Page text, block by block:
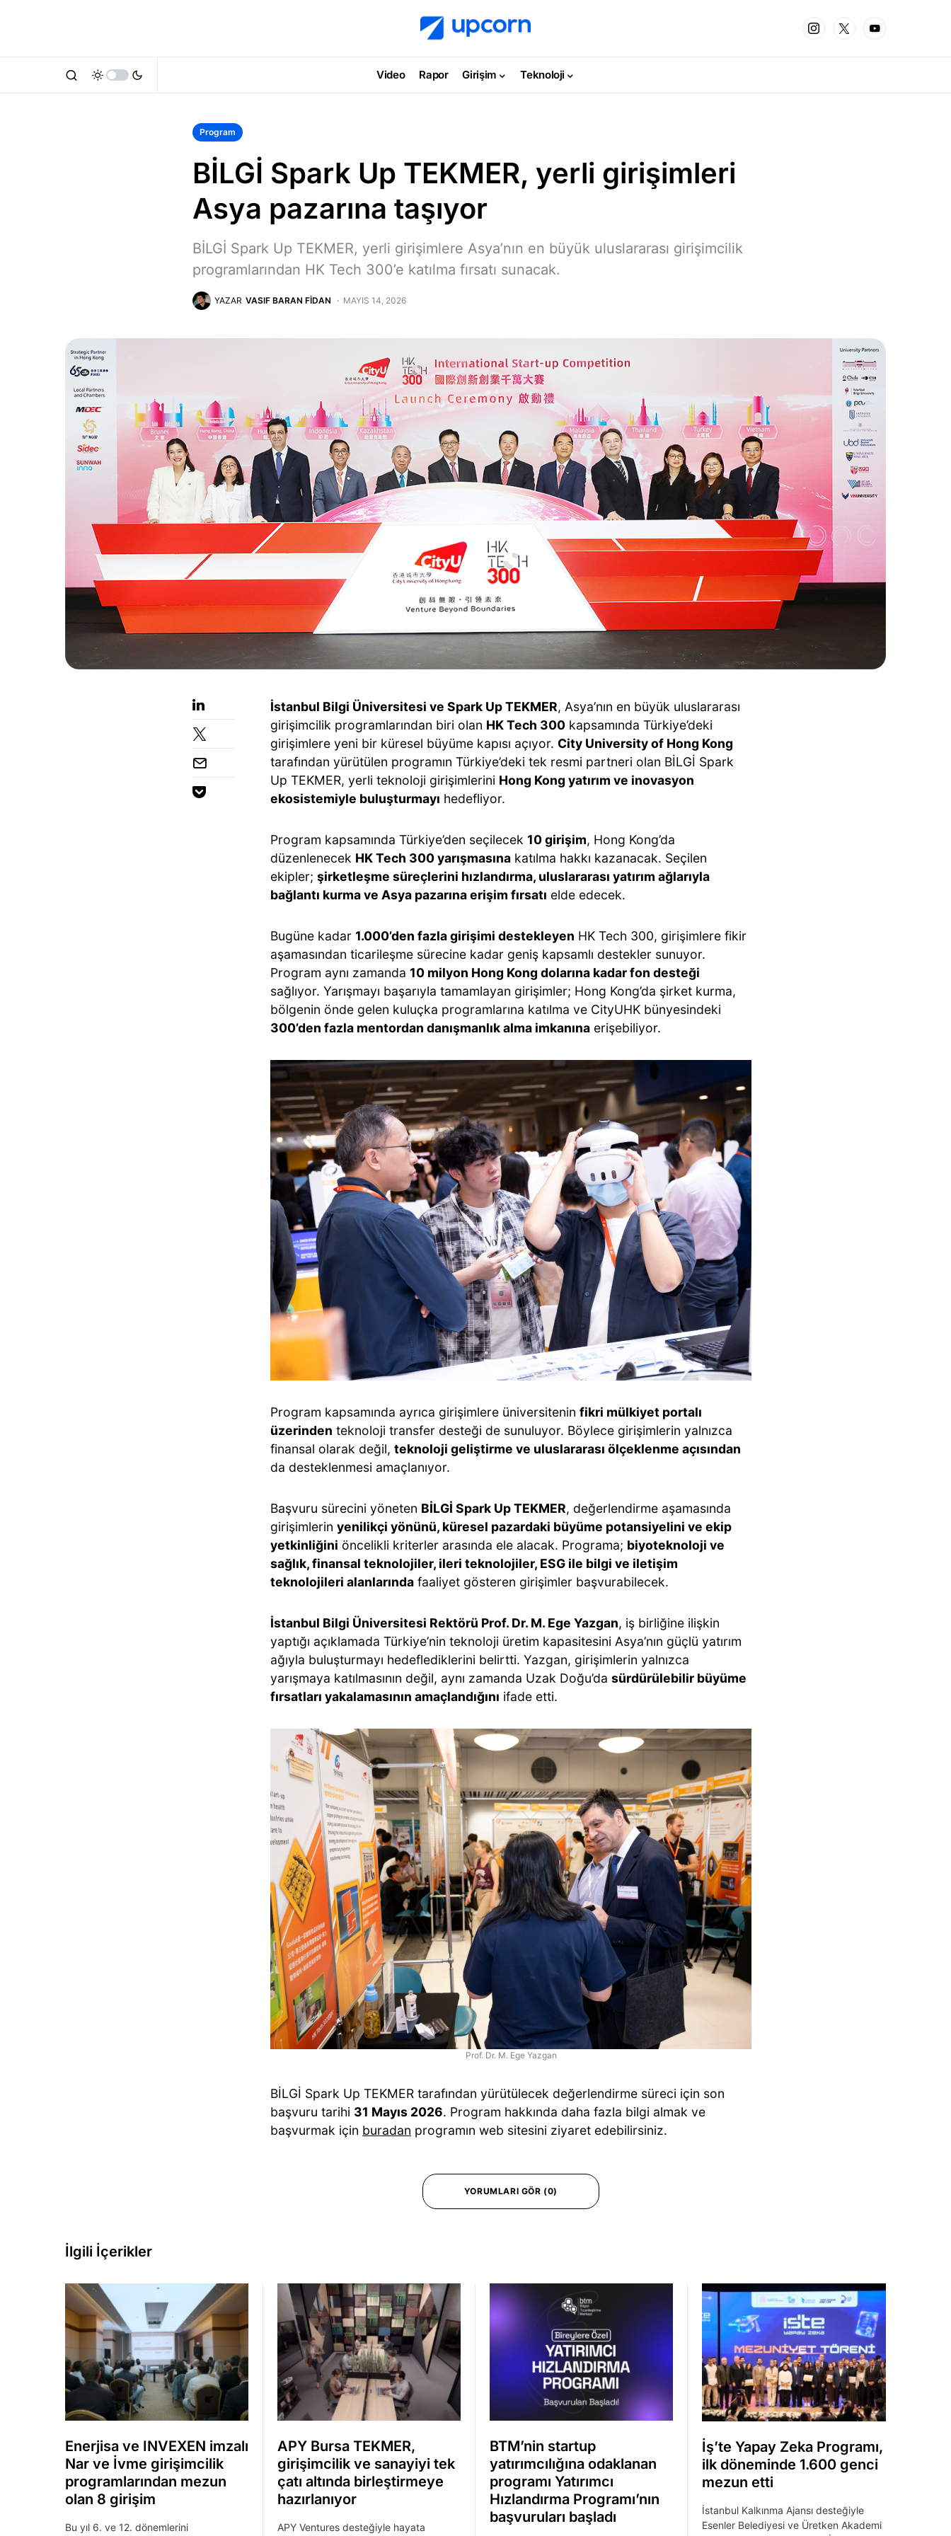
Video Rapor Girişim Teknoloji
Program
BİLGİ Spark Up TEKMER, yerli girişimleri
Asya pazarına taşıyor
BİLGİ Spark Up TEKMER, yerli girişimlere Asya’nın en büyük uluslararası girişimcilik
programlarından HK Tech 300’e katılma fırsatı sunacak.
YAZAR VASIF BARAN FIDAN MAYIS 14, 2026
İstanbul Bilgi Üniversitesi ve Spark Up TEKMER, Asya’nın en büyük uluslararası
girişimcilik programlarından biri olan HK Tech 300 kapsamında Türkiye’deki
girişimlere yeni bir küresel büyüme kapısı açıyor. City University of Hong Kong
tarafından yürütülen programın Türkiye’deki tek resmi partneri olan BİLGİ Spark
Up TEKMER, yerli teknoloji girişimlerini Hong Kong yatırım ve inovasyon
ekosistemiyle buluşturmayı hedefliyor.
Program kapsamında Türkiye’den seçilecek 10 girişim, Hong Kong’da
düzenlenecek HK Tech 300 yarışmasına katılma hakkı kazanacak. Seçilen
ekipler; şirketleşme süreçlerini hızlandırma, uluslararası yatırım ağlarıyla
bağlantı kurma ve Asya pazarına erişim fırsatı elde edecek.
Bugüne kadar 1.000’den fazla girişimi destekleyen HK Tech 300, girişimlere fikir
aşamasından ticarileşme sürecine kadar geniş kapsamlı destekler sunuyor.
Program aynı zamanda 10 milyon Hong Kong dolarına kadar fon desteği
sağlıyor. Yarışmayı başarıyla tamamlayan girişimler; Hong Kong’da şirket kurma,
bölgenin önde gelen kuluçka programlarına katılma ve CityUHK bünyesindeki
300’den fazla mentordan danışmanlık alma imkanına erişebiliyor.
Program kapsamında ayrıca girişimlere üniversitenin fikri mülkiyet portalı
üzerinden teknoloji transfer desteği de sunuluyor. Böylece girişimlerin yalnızca
finansal olarak değil, teknoloji geliştirme ve uluslararası ölçeklenme açısından
da desteklenmesi amaçlanıyor.
Başvuru sürecini yöneten BİLGİ Spark Up TEKMER, değerlendirme aşamasında
girişimlerin yenilikçi yönünü, küresel pazardaki büyüme potansiyelini ve ekip
yetkinliğini öncelikli kriterler arasında ele alacak. Programa; biyoteknoloji ve
sağlık, finansal teknolojiler, ileri teknolojiler, ESG ile bilgi ve iletişim
teknolojileri alanlarında faaliyet gösteren girişimler başvurabilecek.
İstanbul Bilgi Üniversitesi Rektörü Prof. Dr. M. Ege Yazgan, iş birliğine ilişkin
yaptığı açıklamada Türkiye’nin teknoloji üretim kapasitesini Asya’nın güçlü yatırım
ağıyla buluşturmayı hedeflediklerini belirtti. Yazgan, girişimlerin yalnızca
yarışmaya katılmasının değil, aynı zamanda Uzak Doğu’da sürdürülebilir büyüme
fırsatları yakalamasının amaçlandığını ifade etti.
Prof. Dr. M. Ege Yazgan
BİLGİ Spark Up TEKMER tarafından yürütülecek değerlendirme süreci için son
başvuru tarihi 31 Mayıs 2026. Program hakkında daha fazla bilgi almak ve
başvurmak için buradan programın web sitesini ziyaret edebilirsiniz.
YORUMLARI GÖR (0)
İlgili İçerikler
Enerjisa ve INVEXEN imzalı
Nar ve İvme girişimcilik
programlarından mezun
olan 8 girişim
Bu yıl 6. ve 12. dönemlerini
APY Bursa TEKMER,
girişimcilik ve sanayiyi tek
çatı altında birleştirmeye
hazırlanıyor
APY Ventures desteğiyle hayata
BTM’nin startup
yatırımcılığına odaklanan
programı Yatırımcı
Hızlandırma Programı’nın
başvuruları başladı
İş’te Yapay Zeka Programı,
ilk döneminde 1.600 genci
mezun etti
İstanbul Kalkınma Ajansı desteğiyle
Esenler Belediyesi ve Üretken Akademi